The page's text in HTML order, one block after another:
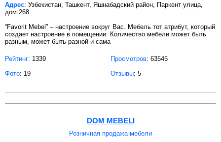
Адрес: Узбекистан, Ташкент, Яшнабадский район, Паркент улица,
дом 268
“Favorit Mebel” – настроение вокруг Вас. Мебель тот атрибут, который
создает настроение в помещении. Количество мебели может быть
разным, может быть разной и сама
Рейтинг: 1339 Просмотров: 63545
Фото: 19 Отзывы: 5
DOM MEBELI
Розничная продажа мебели